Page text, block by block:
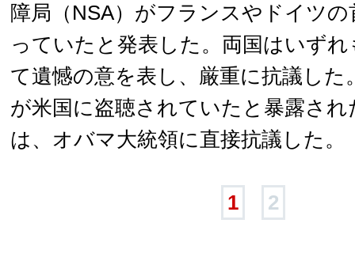
障局（NSA）がフランスやドイツ
っていたと発表した。両国はいず
て遺憾の意を表し、厳重に抗議した
が米国に盗聴されていたと暴露さ
は、オバマ大統領に直接抗議した。
1 2